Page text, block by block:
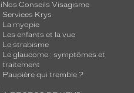
Nos Conseils Visagisme
Services Krys
La myopie
Les enfants et la vue
Le strabisme
Le glaucome : symptômes et
traitement
Paupière qui tremble ?